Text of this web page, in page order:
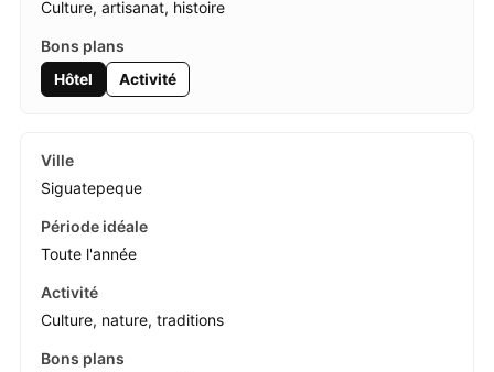
Culture, artisanat, histoire
Hôtel Activité
Siguatepeque
Toute l'année
Culture, nature, traditions